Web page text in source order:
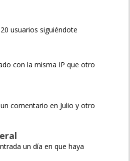
usuarios siguiéndote
con la misma IP que otro
comentario en Julio y otro
un día en que haya